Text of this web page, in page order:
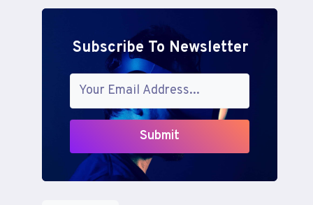
Subscribe To Newsletter
Submit